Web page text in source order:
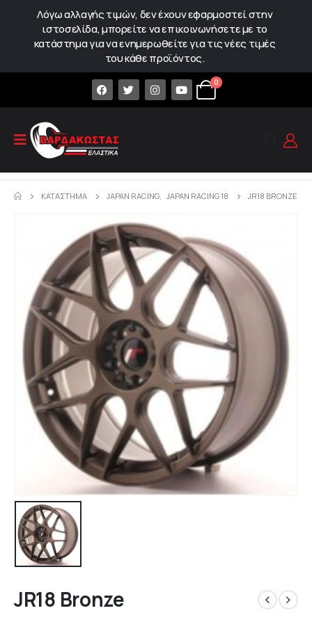
Λόγω αλλαγής τιμών, δεν έχουν εφαρμοστεί στην
ιστοσελίδα, μπορείτε να επικοινωνήσετε με το
κατάστημα για να ενημερωθείτε για τις νέες τιμές
του κάθε προϊόντος.
0
ΚΑΤΆΣΤΗΜΑ JAPAN RACING JAPAN RACING 18 JR18 BRONZE
JR18 Bronze